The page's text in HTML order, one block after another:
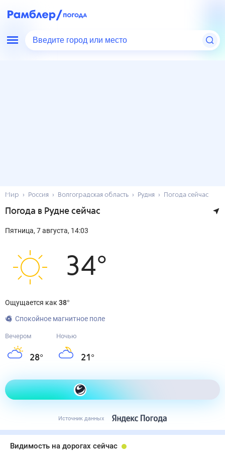
Введите город или место
Мир Россия Волгоградская область Рудня Погода сейчас
Погода в Рудне сейчас
Пятница, 7августа, 14:03
34°
Ощущается как 38°
Спокойное магнитное поле
Вечером
28°
Ночью
21 °
Как одеться сегодня
Источник данных
Видимость на дорогах сейчас